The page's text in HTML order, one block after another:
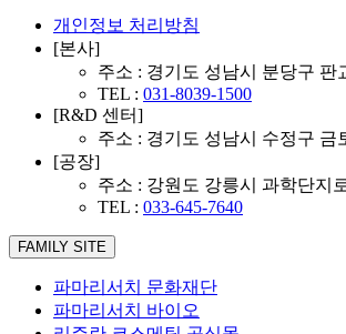
개인정보 처리방침
[본사]
주소 : 경기도 성남시 분당구 판
TEL : 031-8039-1500
[R&D 센터]
주소 : 경기도 성남시 수정구 금
[공장]
주소 : 강원도 강릉시 과학단지
TEL : 033-645-7640
FAMILY SITE
파마리서치 문화재단
파마리서치 바이오